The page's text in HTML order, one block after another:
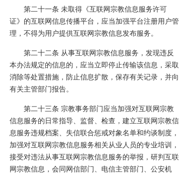
第二十一条 未取得《互联网宗教信息服务许可
证》的互联网信息传播平台，应当加强平台注册用户管
理，不得为用户提供互联网宗教信息发布服务。
第二十二条 从事互联网宗教信息服务，发现违反
本办法规定的信息的，应当立即停止传输该信息，采取
消除等处置措施，防止信息扩散，保存有关记录，并向
有关主管部门报告。
第二十三条 宗教事务部门应当加强对互联网宗教
信息服务的日常指导、监督、检查，建立互联网宗教信
息服务违规档案、失信联合惩戒对象名单和约谈制度，
加强对互联网宗教信息服务相关从业人员的专业培训，
接受对违法从事互联网宗教信息服务的举报，研判互联
网宗教信息，会同网信部门、电信主管部门、公安机